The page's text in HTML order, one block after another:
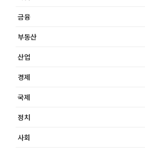
금융
부동산
산업
경제
국제
정치
사회